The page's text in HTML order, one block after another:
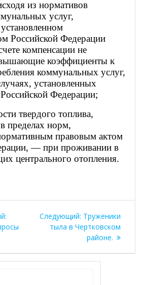
из нормативов
услуг,
Российской Федерации
компенсации не
коэффициенты к
коммунальных услуг,
установленных
Федерации;
твердого топлива,
пределах норм,
правовым актом
— при проживании в
центрального отопления.
Предыдущая
запись:
Следующий: Следующая
запись:
Труженики
тыла в Чертковском
районе.